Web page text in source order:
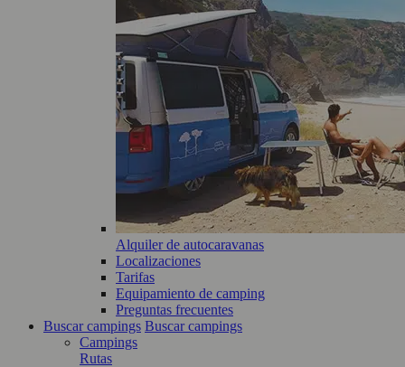
Alquiler de autocaravanas
Localizaciones
Tarifas
Equipamiento de camping
Preguntas frecuentes
Buscar campings Buscar campings
Campings
Rutas